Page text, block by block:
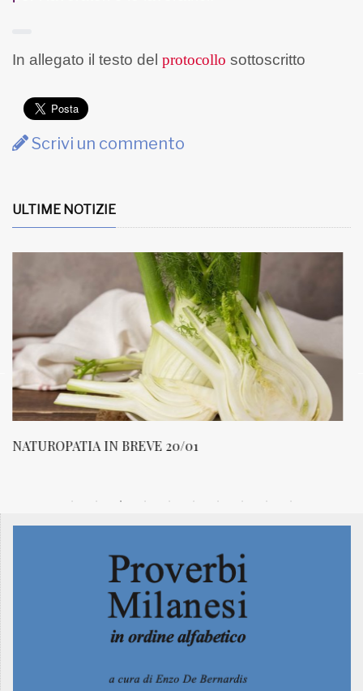
In allegato il testo del protocollo sottoscritto
Scrivi un commento
ULTIME NOTIZIE
NATUROPATIA IN BREVE 20/01